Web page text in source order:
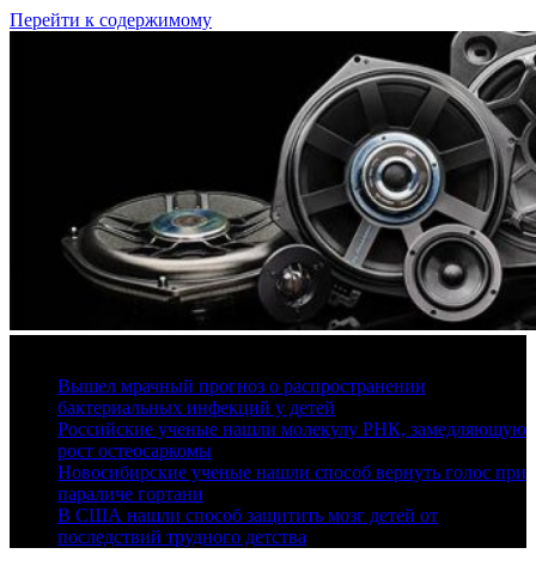
Перейти к содержимому
Вышел мрачный прогноз о распространении
бактериальных инфекций у детей
Российские ученые нашли молекулу РНК, замедляющую
рост остеосаркомы
Новосибирские ученые нашли способ вернуть голос при
параличе гортани
В США нашли способ защитить мозг детей от
последствий трудного детства